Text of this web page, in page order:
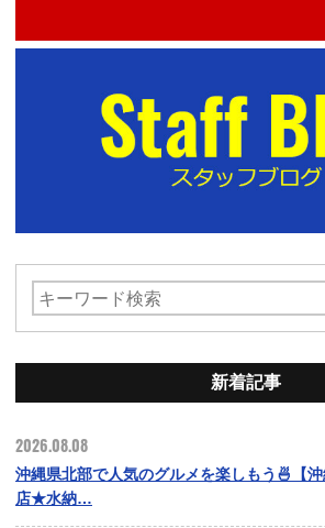
新着記事
2026.08.08
沖縄県北部で人気のグルメを楽しもう🍜【
店★水納…